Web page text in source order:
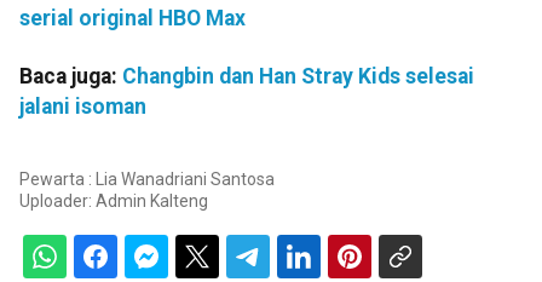
serial original HBO Max
Baca juga: Changbin dan Han Stray Kids selesai
jalani isoman
Pewarta : Lia Wanadriani Santosa
Uploader: Admin Kalteng